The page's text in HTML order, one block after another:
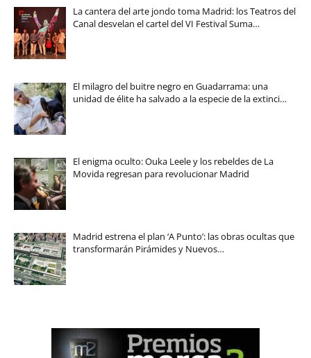
La cantera del arte jondo toma Madrid: los Teatros del
Canal desvelan el cartel del VI Festival Suma…
El milagro del buitre negro en Guadarrama: una
unidad de élite ha salvado a la especie de la extinci…
El enigma oculto: Ouka Leele y los rebeldes de La
Movida regresan para revolucionar Madrid
Madrid estrena el plan ‘A Punto’: las obras ocultas que
transformarán Pirámides y Nuevos…